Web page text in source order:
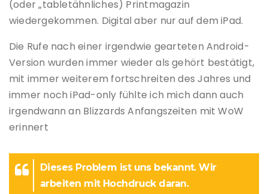
(oder „tabletähnliches) Printmagazin
wiedergekommen. Digital aber nur auf dem iPad.
Die Rufe nach einer irgendwie gearteten Android-
Version wurden immer wieder als gehört bestätigt,
mit immer weiterem fortschreiten des Jahres und
immer noch iPad-only fühlte ich mich dann auch
irgendwann an Blizzards Anfangszeiten mit WoW
erinnert
Dieses Problem ist uns bekannt. Wir
arbeiten mit Hochdruck daran.